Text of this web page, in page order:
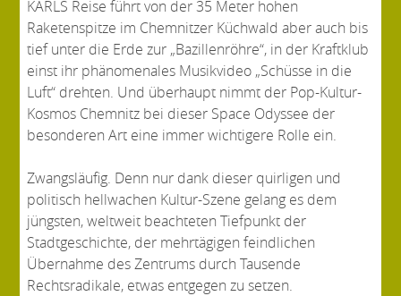
KARLS Reise führt von der 35 Meter hohen
Raketenspitze im Chemnitzer Küchwald aber auch bis
tief unter die Erde zur „Bazillenröhre“, in der Kraftklub
einst ihr phänomenales Musikvideo „Schüsse in die
Luft“ drehten. Und überhaupt nimmt der Pop-Kultur-
Kosmos Chemnitz bei dieser Space Odyssee der
besonderen Art eine immer wichtigere Rolle ein.
Zwangsläufig. Denn nur dank dieser quirligen und
politisch hellwachen Kultur-Szene gelang es dem
jüngsten, weltweit beachteten Tiefpunkt der
Stadtgeschichte, der mehrtägigen feindlichen
Übernahme des Zentrums durch Tausende
Rechtsradikale, etwas entgegen zu setzen.